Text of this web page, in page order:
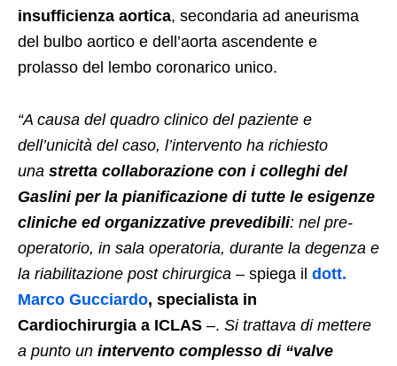
insufficienza aortica, secondaria ad aneurisma
del bulbo aortico e dell’aorta ascendente e
prolasso del lembo coronarico unico.
“A causa del quadro clinico del paziente e
dell’unicità del caso, l’intervento ha richiesto
una stretta collaborazione con i colleghi del
Gaslini per la pianificazione di tutte le esigenze
cliniche ed organizzative prevedibili: nel pre-
operatorio, in sala operatoria, durante la degenza e
la riabilitazione post chirurgica – spiega il dott.
Marco Gucciardo, specialista in
Cardiochirurgia a ICLAS –. Si trattava di mettere
a punto un intervento complesso di “valve